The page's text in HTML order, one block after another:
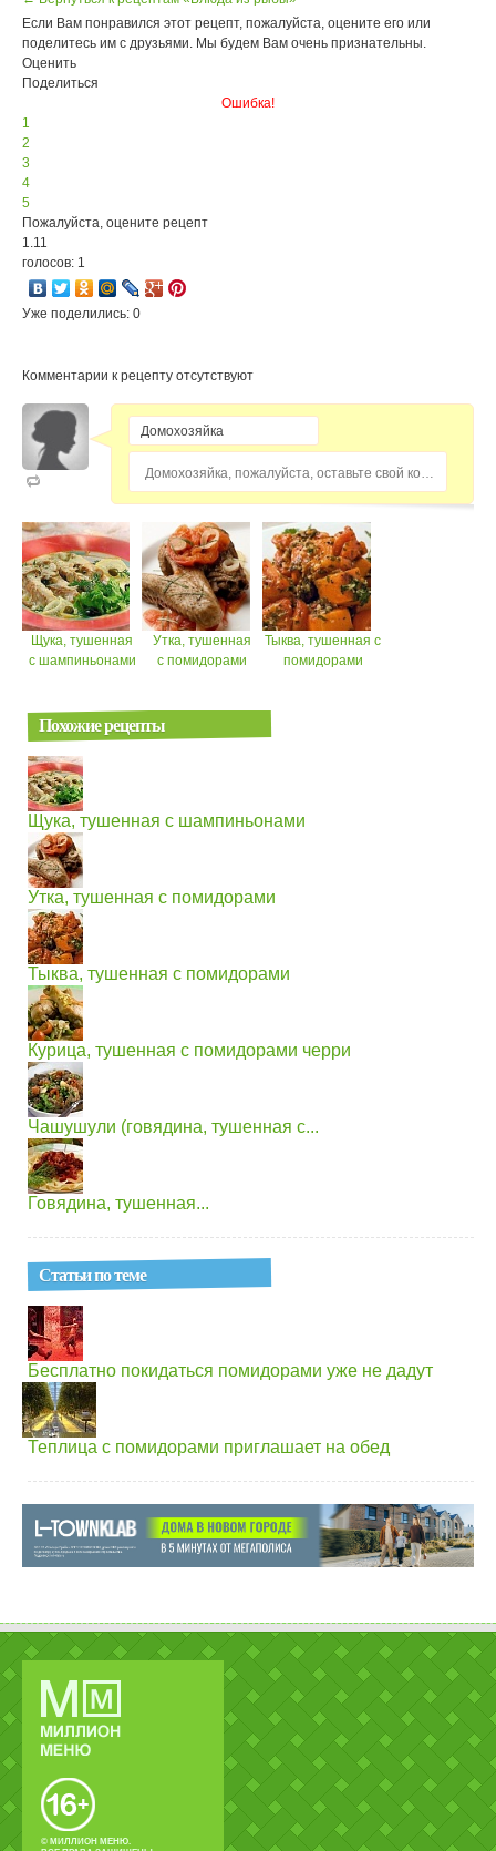
Если Вам понравился этот рецепт, пожалуйста, оцените его или
поделитесь им с друзьями. Мы будем Вам очень признательны.
Оценить
Поделиться
Ошибка!
1
2
3
4
5
Пожалуйста, оцените рецепт
1.11
голосов: 1
Уже поделились: 0
Комментарии к рецепту отсутствуют
Домохозяйка, пожалуйста, оставьте свой комментарий...
Щука, тушенная
с шампиньонами
Утка, тушенная
с помидорами
Тыква, тушенная с
помидорами
Похожие рецепты
Щука, тушенная с шампиньонами
Утка, тушенная с помидорами
Тыква, тушенная с помидорами
Курица, тушенная с помидорами черри
Чашушули (говядина, тушенная с...
Говядина, тушенная...
Статьи по теме
Бесплатно покидаться помидорами уже не дадут
Теплица с помидорами приглашает на обед
© МИЛЛИОН МЕНЮ.